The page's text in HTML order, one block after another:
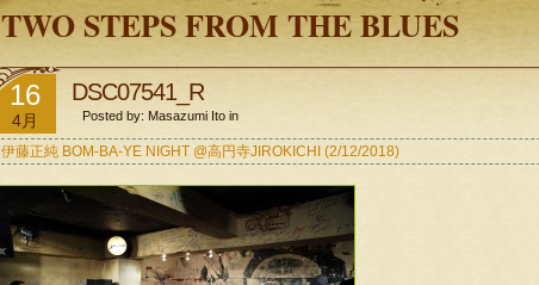
TWO STEPS FROM THE BLUES
16
4月
DSC07541_R
Posted by: Masazumi Ito in
伊藤正純 BOM-BA-YE NIGHT @高円寺JIROKICHI (2/12/2018)